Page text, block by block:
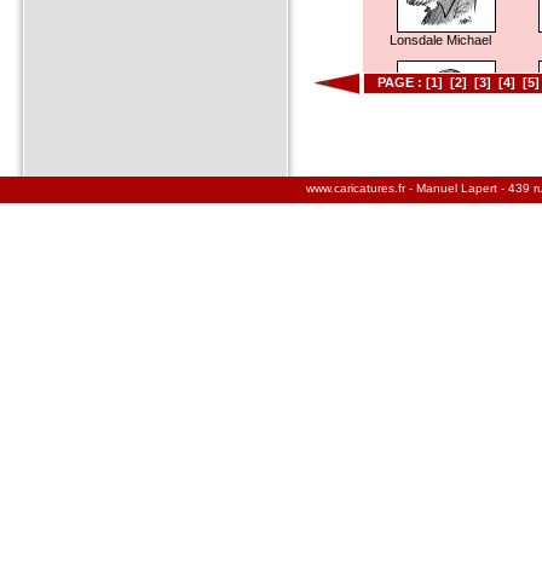
Lonsdale Michael
PAGE : [1] [2] [3] [4] [5]
www.caricatures.fr - Manuel Lapert - 439